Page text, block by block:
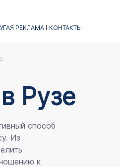
РЕКЛАМА КОНТАКТЫ
Рузе
способ
Из
к